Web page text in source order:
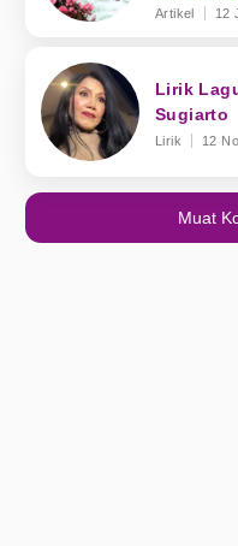
Artikel 12
Lirik
Sugiarto
Lirik 12
Muat